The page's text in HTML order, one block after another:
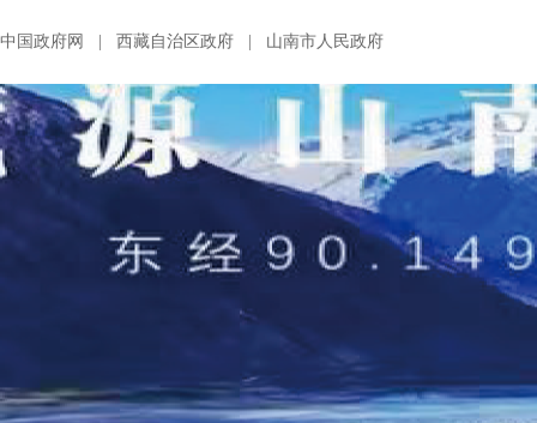
中国政府网 西藏自治区政府 山南市人民政府